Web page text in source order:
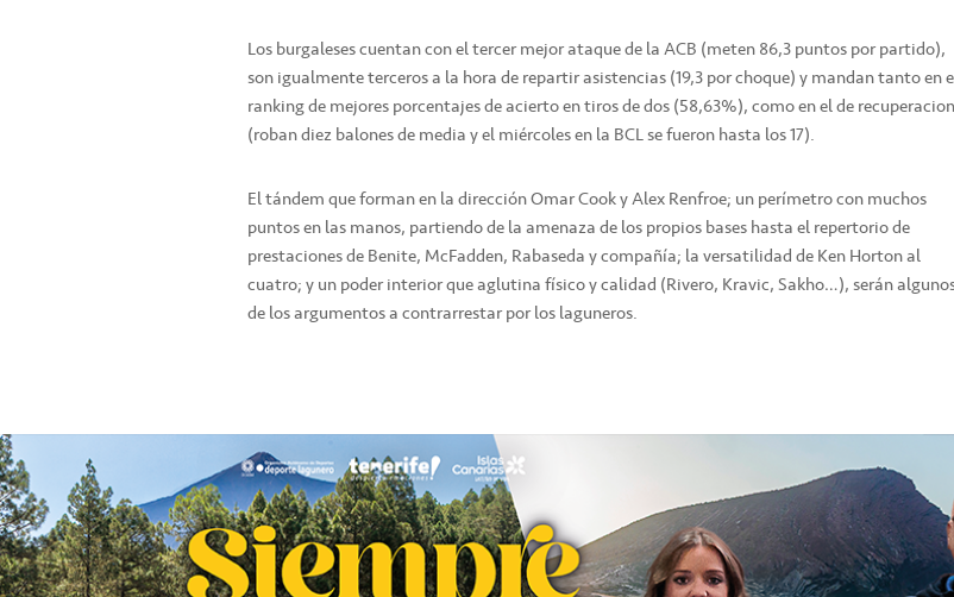
Los burgaleses cuentan con el tercer mejor ataque de la ACB (meten 86,3 puntos por partido),
son igualmente terceros a la hora de repartir asistencias (19,3 por choque) y mandan tanto en
ranking de mejores porcentajes de acierto en tiros de dos (58,63%), como en el de
(roban diez balones de media y el miércoles en la BCL se fueron hasta los 17).
El tándem que forman en la dirección Omar Cook y Alex Renfroe; un perímetro con muchos
puntos en las manos, partiendo de la amenaza de los propios bases hasta el repertorio de
prestaciones de Benite, McFadden, Rabaseda y compañía; la versatilidad de Ken Horton al
cuatro; y un poder interior que aglutina físico y calidad (Rivero, Kravic, Sakho…), serán
de los argumentos a contrarrestar por los laguneros.